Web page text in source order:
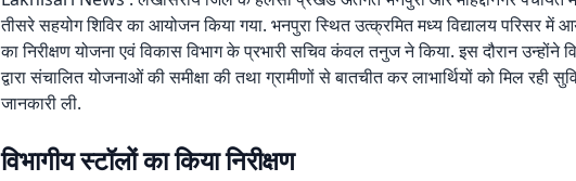
तीसरे सहयोग शिविर का आयोजन किया गया. भनपुरा स्थित उत्क्रमित मध्य विद्यालय परिसर में
का निरीक्षण योजना एवं विकास विभाग के प्रभारी सचिव कंवल तनुज ने किया. इस दौरान उन्होंने
द्वारा संचालित योजनाओं की समीक्षा की तथा ग्रामीणों से बातचीत कर लाभार्थियों को मिल रही
जानकारी ली.
विभागीय स्टॉलों का किया निरीक्षण